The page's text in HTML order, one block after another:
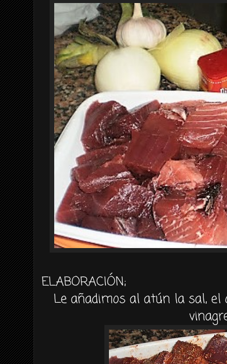
ELABORACIÓN;
Le añadimos al atún la sal, el